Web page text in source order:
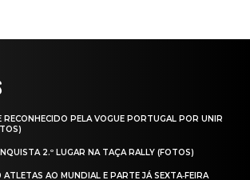
RECONHECIDO PELA VOGUE PORTUGAL POR UNIR
2.º LUGAR NA TAÇA RALLY (FOTOS)
AO MUNDIAL E PARTE JÁ SEXTA‑FEIRA